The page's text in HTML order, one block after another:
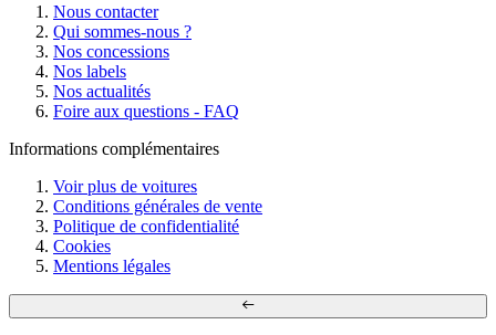
Nous contacter
Qui sommes-nous ?
Nos concessions
Nos labels
Nos actualités
Foire aux questions - FAQ
Informations complémentaires
Voir plus de voitures
Conditions générales de vente
Politique de confidentialité
Cookies
Mentions légales